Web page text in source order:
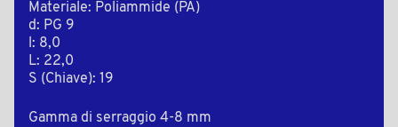
Materiale: Poliammide (PA)
d: PG 9
l: 8,0
L: 22,0
S (Chiave): 19
Gamma di serraggio 4-8 mm